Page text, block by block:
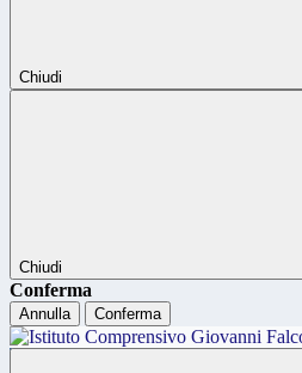
Chiudi
Chiudi
Conferma
Annulla Conferma